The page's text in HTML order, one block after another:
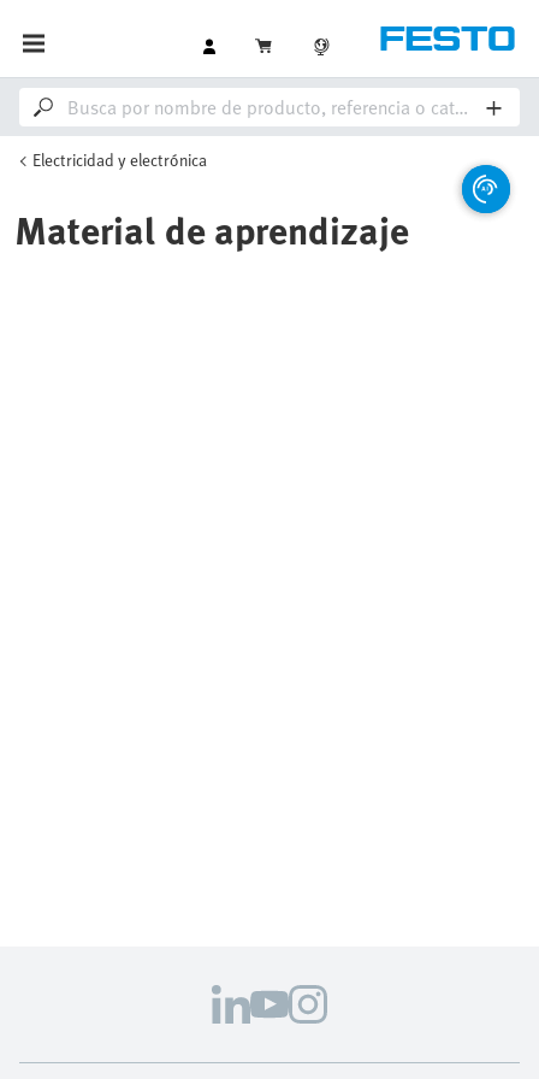
Electricidad y electrónica
Material de aprendizaje